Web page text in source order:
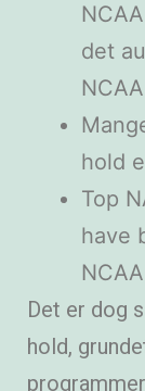
det
hold
Top
have
Det er dog
hold,